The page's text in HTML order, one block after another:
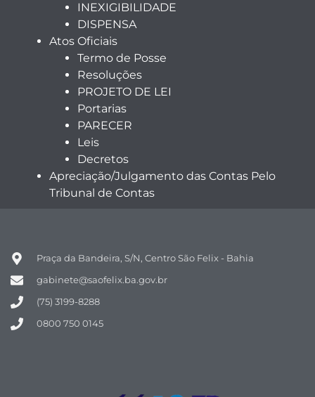
INEXIGIBILIDADE
DISPENSA
Atos Oficiais
Termo de Posse
Resoluções
PROJETO DE LEI
Portarias
PARECER
Leis
Decretos
Apreciação/Julgamento das Contas Pelo
Tribunal de Contas
Praça da Bandeira, S/N, Centro São Felix - Bahia
gabinete@saofelix.ba.gov.br
(75) 3199-8288
0800 750 0145